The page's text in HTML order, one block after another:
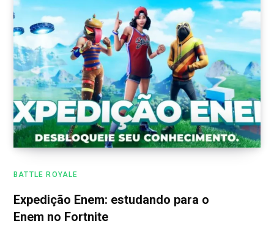
BATTLE ROYALE
Expedição Enem: estudando para o
Enem no Fortnite